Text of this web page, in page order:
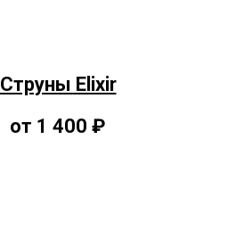
Струны Elixir
от 1 400 ₽